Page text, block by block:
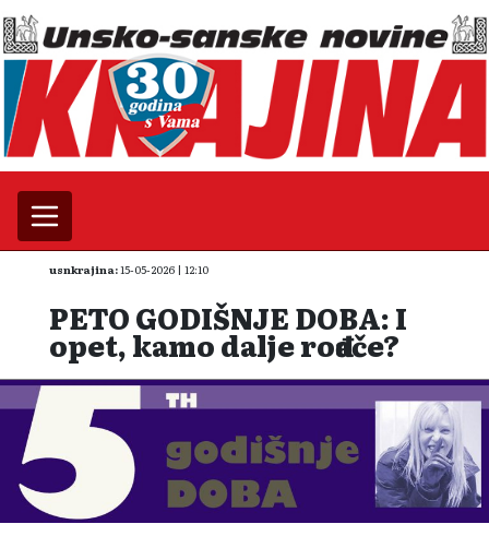
usnkrajina:15-05-2026 | 12:10
PETO GODIŠNJE DOBA: I
opet, kamo dalje rođače?